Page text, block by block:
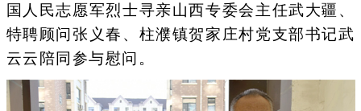
国人民志愿军烈士寻亲山西专委会主任武大疆、
特聘顾问张义春、柱濮镇贺家庄村党支部书记武
云云陪同参与慰问。